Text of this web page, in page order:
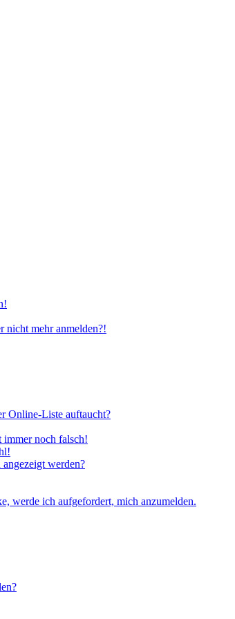
nicht mehr anmelden?!
Online-Liste auftaucht?
immer noch falsch!
werden?
werde ich aufgefordert, mich anzumelden.